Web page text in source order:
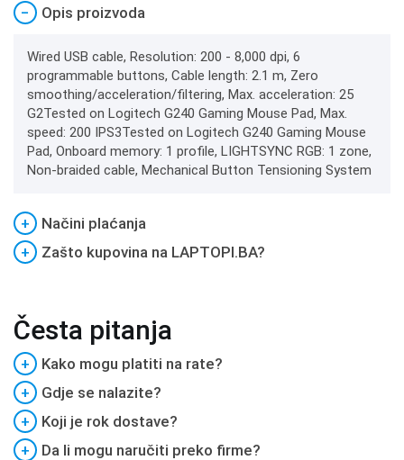
− Opis proizvoda
Wired USB cable, Resolution: 200 - 8,000 dpi, 6
programmable buttons, Cable length: 2.1 m, Zero
smoothing/acceleration/filtering, Max. acceleration: 25
G2Tested on Logitech G240 Gaming Mouse Pad, Max.
speed: 200 IPS3Tested on Logitech G240 Gaming Mouse
Pad, Onboard memory: 1 profile, LIGHTSYNC RGB: 1 zone,
Non-braided cable, Mechanical Button Tensioning System
+
Načini plaćanja
+
Zašto kupovina na LAPTOPI.BA?
Česta pitanja
+
Kako mogu platiti na rate?
+
Gdje se nalazite?
+
Koji je rok dostave?
+
Da li mogu naručiti preko firme?